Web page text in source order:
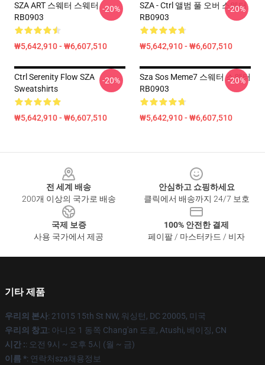
SZA ART 스웨터 스웨터
RB0903
₩5,642,910 - ₩6,607,510
-20%
SZA - Ctrl 앨범 풀 오버 스웨터
RB0903
₩5,642,910 - ₩6,607,510
-20%
Ctrl Serenity Flow SZA
Sweatshirts
₩5,642,910 - ₩6,607,510
-20%
Sza Sos Meme7 스웨터 스웨터
RB0903
₩5,642,910 - ₩6,607,510
-20%
전 세계 배송
200개 이상의 국가로 배송
안심하고 쇼핑하세요
클릭에서 배송까지 24/7 보호
국제 보증
사용 국가에서 제공
100% 안전한 결제
페이팔 / 마스터카드 / 비자
기타 제품
우리의 본사: 21015 15th St NW, 워싱턴, DC 20005, 미국
우리의 창고: 아니오 1 동쪽 Chang'an 도로, Atushi, 베이징, CN
시간 :: 오전 9시 ~ 오후 5시 (월 ~ 금)
이름 *: 연락처sza채용정보